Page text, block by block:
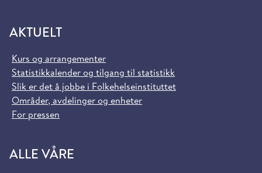
AKTUELT
Kurs og arrangementer
Statistikkalender og tilgang til statistikk
Slik er det å jobbe i Folkehelseinstituttet
Områder, avdelinger og enheter
For pressen
ALLE VÅRE